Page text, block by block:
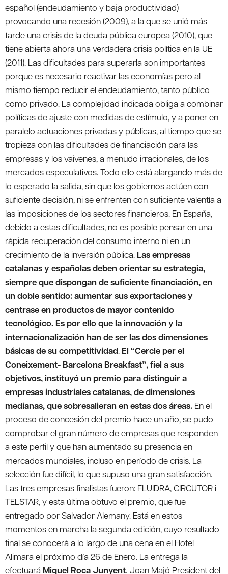
español (endeudamiento y baja productividad)
provocando una recesión (2009), a la que se unió más
tarde una crisis de la deuda pública europea (2010), que
tiene abierta ahora una verdadera crisis política en la UE
(2011). Las dificultades para superarla son importantes
porque es necesario reactivar las economías pero al
mismo tiempo reducir el endeudamiento, tanto público
como privado. La complejidad indicada obliga a combinar
políticas de ajuste con medidas de estímulo, y a poner en
paralelo actuaciones privadas y públicas, al tiempo que se
tropieza con las dificultades de financiación para las
empresas y los vaivenes, a menudo irracionales, de los
mercados especulativos. Todo ello está alargando más de
lo esperado la salida, sin que los gobiernos actúen con
suficiente decisión, ni se enfrenten con suficiente valentía a
las imposiciones de los sectores financieros. En España,
debido a estas dificultades, no es posible pensar en una
rápida recuperación del consumo interno ni en un
crecimiento de la inversión pública. Las empresas
catalanas y españolas deben orientar su estrategia,
siempre que dispongan de suficiente financiación, en
un doble sentido: aumentar sus exportaciones y
centrase en productos de mayor contenido
tecnológico. Es por ello que la innovación y la
internacionalización han de ser las dos dimensiones
básicas de su competitividad. El “Cercle per el
Coneixement- Barcelona Breakfast”, fiel a sus
objetivos, instituyó un premio para distinguir a
empresas industriales catalanas, de dimensiones
medianas, que sobresalieran en estas dos áreas. En el
proceso de concesión del premio hace un año, se pudo
comprobar el gran número de empresas que responden
a este perfil y que han aumentado su presencia en
mercados mundiales, incluso en período de crisis. La
selección fue difícil, lo que supuso una gran satisfacción.
Las tres empresas finalistas fueron: FLUIDRA, CIRCUTOR i
TELSTAR, y esta última obtuvo el premio, que fue
entregado por Salvador Alemany. Está en estos
momentos en marcha la segunda edición, cuyo resultado
final se conocerá a lo largo de una cena en el Hotel
Alimara el próximo día 26 de Enero. La entrega la
efectuará Miquel Roca Junyent. Joan Majó President del